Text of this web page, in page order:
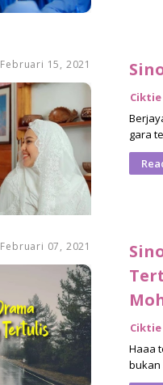
Februari 15, 2021
Ciktie
gara
Februari 07, 2021
Ciktie
Haaa
bukan